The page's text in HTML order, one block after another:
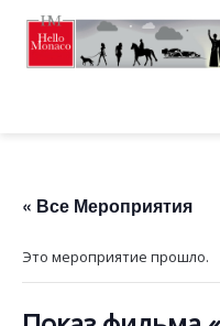
« Все Мероприятия
Это мероприятие прошло.